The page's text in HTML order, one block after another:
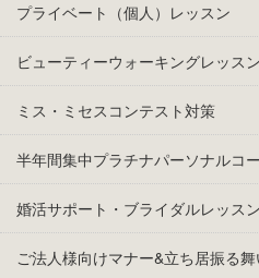
プライベート（個人）レッスン
ビューティーウォーキングレッス
ミス・ミセスコンテスト対策
半年間集中プラチナパーソナルコ
婚活サポート・ブライダルレッスン
ご法人様向けマナー&立ち居振る